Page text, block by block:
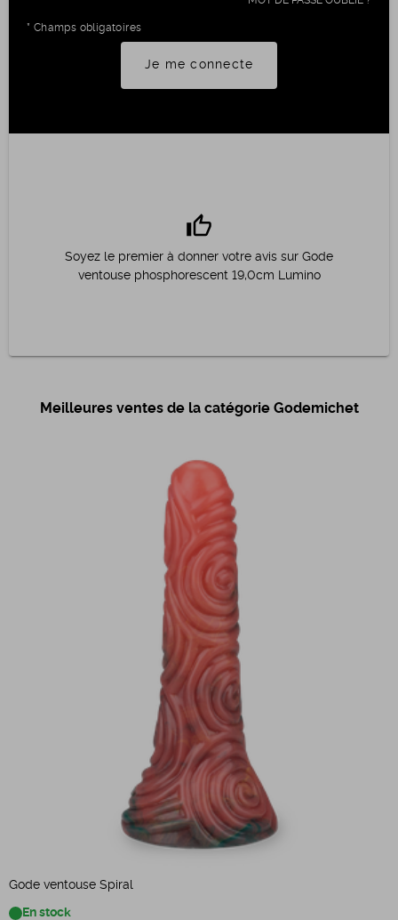
* Champs obligatoires
Je me connecte
thumb_up
Soyez le premier à donner votre avis sur Gode
ventouse phosphorescent 19,0cm Lumino
Meilleures ventes de la catégorie Godemichet
Gode ventouse Spiral
En stock